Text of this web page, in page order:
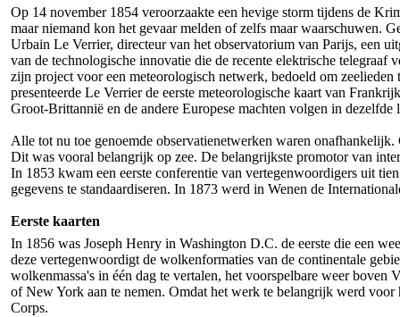
Op 14 november 1854 veroorzaakte een hevige storm tijdens de
maar niemand kon het gevaar melden of zelfs maar waarschuwen.
Urbain Le Verrier, directeur van het observatorium van Parijs, een
van de technologische innovatie die de recente elektrische
zijn project voor een meteorologisch netwerk, bedoeld om
presenteerde Le Verrier de eerste meteorologische kaart van
Groot-Brittannië en de andere Europese machten volgen in
Alle tot nu toe genoemde observatienetwerken waren
Dit was vooral belangrijk op zee. De belangrijkste promotor van
In 1853 kwam een ​​eerste conferentie van vertegenwoordigers uit
gegevens te standaardiseren. In 1873 werd in Wenen de
Eerste kaarten
In 1856 was Joseph Henry in Washington D.C. de eerste die een
deze vertegenwoordigt de wolkenformaties van de continentale
wolkenmassa's in één dag te vertalen, het voorspelbare weer boven
of New York aan te nemen. Omdat het werk te belangrijk werd
Corps.